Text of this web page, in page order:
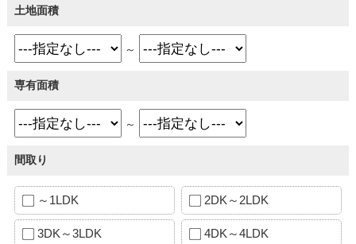
土地面積
～
専有面積
～
間取り
～1LDK 2DK～2LDK
3DK～3LDK 4DK～4LDK